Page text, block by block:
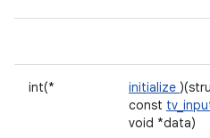
int(* initialize
const
void *data)